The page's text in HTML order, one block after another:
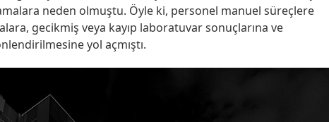
neden olmuştu. Öyle ki, personel manuel süreçlere
gecikmiş veya kayıp laboratuvar sonuçlarına ve
yol açmıştı.